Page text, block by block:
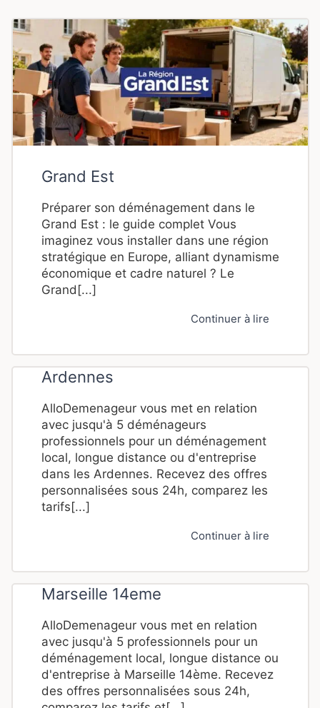
Grand Est
Préparer son déménagement dans le
Grand Est : le guide complet Vous
imaginez vous installer dans une région
stratégique en Europe, alliant dynamisme
économique et cadre naturel ? Le
Grand[...]
Continuer à lire
Ardennes
AlloDemenageur vous met en relation
avec jusqu'à 5 déménageurs
professionnels pour un déménagement
local, longue distance ou d'entreprise
dans les Ardennes. Recevez des offres
personnalisées sous 24h, comparez les
tarifs[...]
Continuer à lire
Marseille 14eme
AlloDemenageur vous met en relation
avec jusqu'à 5 professionnels pour un
déménagement local, longue distance ou
d'entreprise à Marseille 14ème. Recevez
des offres personnalisées sous 24h,